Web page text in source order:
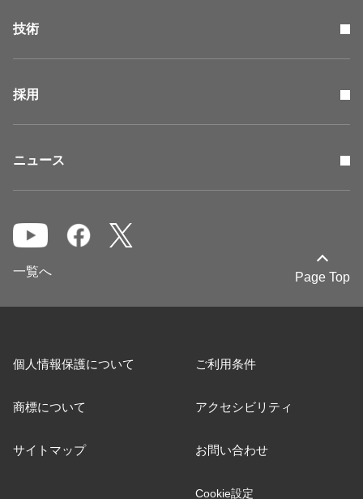
技術
採用
ニュース
Page Top
一覧へ
個人情報保護について ご利用条件
商標について アクセシビリティ
サイトマップ お問い合わせ
Cookie設定